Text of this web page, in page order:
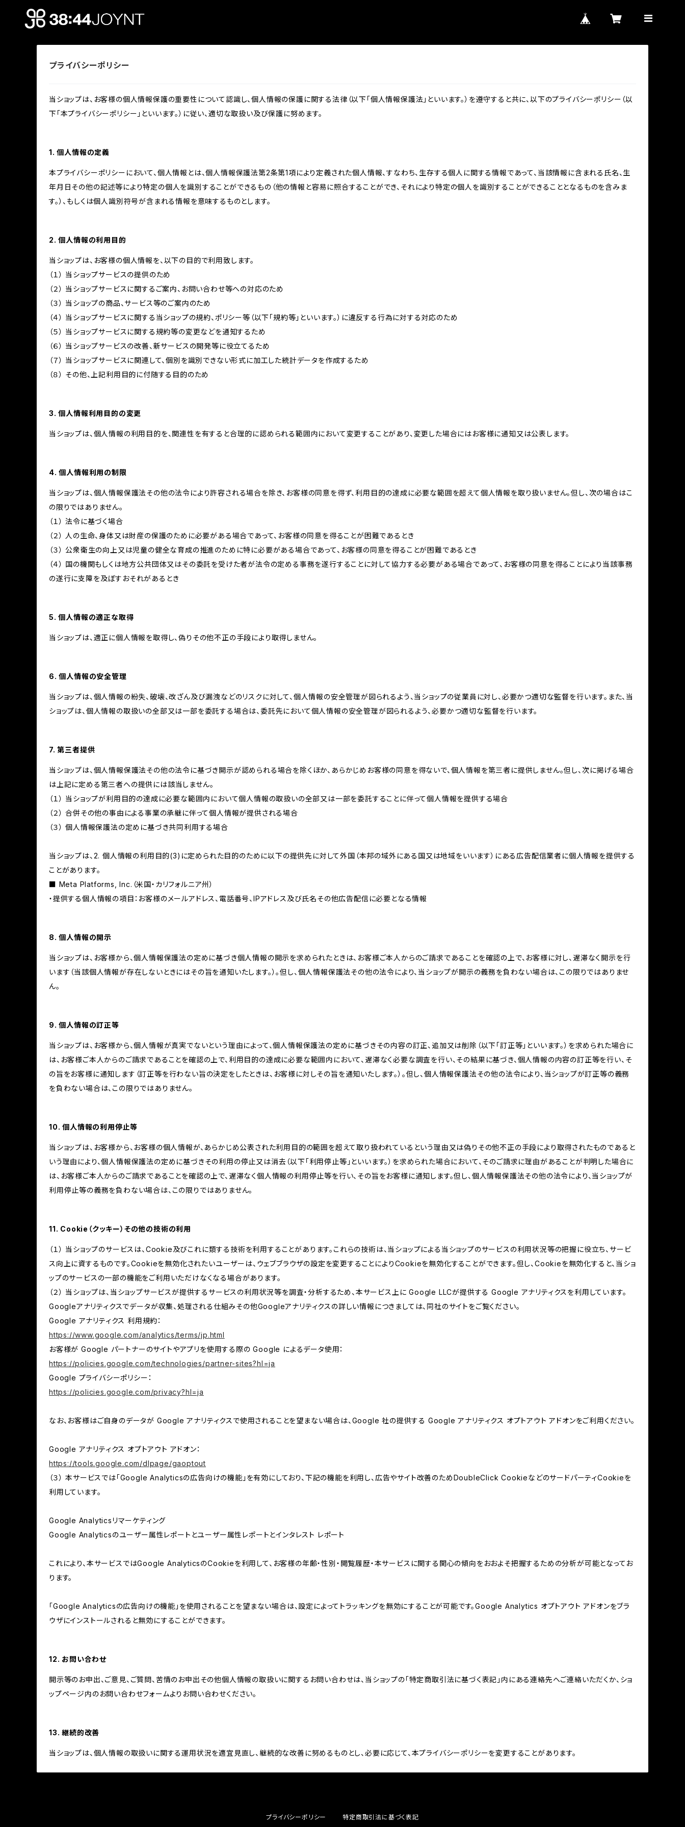
プライバシーポリシー
当ショップは、お客様の個人情報保護の重要性について認識し、個人情報の保護に関する法律（以下「個人情報保護法」といいます。）を遵守すると共に、以下のプライバシーポリシー（以
下「本プライバシーポリシー」といいます。）に従い、適切な取扱い及び保護に努めます。
1. 個人情報の定義
本プライバシーポリシーにおいて、個人情報とは、個人情報保護法第2条第1項により定義された個人情報、すなわち、生存する個人に関する情報であって、当該情報に含まれる氏名、生
年月日その他の記述等により特定の個人を識別することができるもの（他の情報と容易に照合することができ、それにより特定の個人を識別することができることとなるものを含みま
す。）、もしくは個人識別符号が含まれる情報を意味するものとします。
2. 個人情報の利用目的
当ショップは、お客様の個人情報を、以下の目的で利用致します。
（１） 当ショップサービスの提供のため
（２） 当ショップサービスに関するご案内、お問い合わせ等への対応のため
（３） 当ショップの商品、サービス等のご案内のため
（４） 当ショップサービスに関する当ショップの規約、ポリシー等（以下「規約等」といいます。）に違反する行為に対する対応のため
（５） 当ショップサービスに関する規約等の変更などを通知するため
（６） 当ショップサービスの改善、新サービスの開発等に役立てるため
（７） 当ショップサービスに関連して、個別を識別できない形式に加工した統計データを作成するため
（８） その他、上記利用目的に付随する目的のため
3. 個人情報利用目的の変更
当ショップは、個人情報の利用目的を、関連性を有すると合理的に認められる範囲内において変更することがあり、変更した場合にはお客様に通知又は公表します。
4. 個人情報利用の制限
当ショップは、個人情報保護法その他の法令により許容される場合を除き、お客様の同意を得ず、利用目的の達成に必要な範囲を超えて個人情報を取り扱いません。但し、次の場合はこ
の限りではありません。
（１） 法令に基づく場合
（２） 人の生命、身体又は財産の保護のために必要がある場合であって、お客様の同意を得ることが困難であるとき
（３） 公衆衛生の向上又は児童の健全な育成の推進のために特に必要がある場合であって、お客様の同意を得ることが困難であるとき
（４） 国の機関もしくは地方公共団体又はその委託を受けた者が法令の定める事務を遂行することに対して協力する必要がある場合であって、お客様の同意を得ることにより当該事務
の遂行に支障を及ぼすおそれがあるとき
5. 個人情報の適正な取得
当ショップは、適正に個人情報を取得し、偽りその他不正の手段により取得しません。
6. 個人情報の安全管理
当ショップは、個人情報の紛失、破壊、改ざん及び漏洩などのリスクに対して、個人情報の安全管理が図られるよう、当ショップの従業員に対し、必要かつ適切な監督を行います。また、当
ショップは、個人情報の取扱いの全部又は一部を委託する場合は、委託先において個人情報の安全管理が図られるよう、必要かつ適切な監督を行います。
7. 第三者提供
当ショップは、個人情報保護法その他の法令に基づき開示が認められる場合を除くほか、あらかじめお客様の同意を得ないで、個人情報を第三者に提供しません。但し、次に掲げる場合
は上記に定める第三者への提供には該当しません。
（１） 当ショップが利用目的の達成に必要な範囲内において個人情報の取扱いの全部又は一部を委託することに伴って個人情報を提供する場合
（２） 合併その他の事由による事業の承継に伴って個人情報が提供される場合
（３） 個人情報保護法の定めに基づき共同利用する場合
当ショップは、2. 個人情報の利用目的(3)に定められた目的のために以下の提供先に対して外国（本邦の域外にある国又は地域をいいます）にある広告配信業者に個人情報を提供する
ことがあります。
■ Meta Platforms, Inc.（米国・カリフォルニア州）
・提供する個人情報の項目：お客様のメールアドレス、電話番号、IPアドレス及び氏名その他広告配信に必要となる情報
8. 個人情報の開示
当ショップは、お客様から、個人情報保護法の定めに基づき個人情報の開示を求められたときは、お客様ご本人からのご請求であることを確認の上で、お客様に対し、遅滞なく開示を行
います（当該個人情報が存在しないときにはその旨を通知いたします。）。但し、個人情報保護法その他の法令により、当ショップが開示の義務を負わない場合は、この限りではありませ
ん。
9. 個人情報の訂正等
当ショップは、お客様から、個人情報が真実でないという理由によって、個人情報保護法の定めに基づきその内容の訂正、追加又は削除（以下「訂正等」といいます。）を求められた場合に
は、お客様ご本人からのご請求であることを確認の上で、利用目的の達成に必要な範囲内において、遅滞なく必要な調査を行い、その結果に基づき、個人情報の内容の訂正等を行い、そ
の旨をお客様に通知します（訂正等を行わない旨の決定をしたときは、お客様に対しその旨を通知いたします。）。但し、個人情報保護法その他の法令により、当ショップが訂正等の義務
を負わない場合は、この限りではありません。
10. 個人情報の利用停止等
当ショップは、お客様から、お客様の個人情報が、あらかじめ公表された利用目的の範囲を超えて取り扱われているという理由又は偽りその他不正の手段により取得されたものであると
いう理由により、個人情報保護法の定めに基づきその利用の停止又は消去（以下「利用停止等」といいます。）を求められた場合において、そのご請求に理由があることが判明した場合に
は、お客様ご本人からのご請求であることを確認の上で、遅滞なく個人情報の利用停止等を行い、その旨をお客様に通知します。但し、個人情報保護法その他の法令により、当ショップが
利用停止等の義務を負わない場合は、この限りではありません。
11. Cookie（クッキー）その他の技術の利用
（１） 当ショップのサービスは、Cookie及びこれに類する技術を利用することがあります。これらの技術は、当ショップによる当ショップのサービスの利用状況等の把握に役立ち、サービ
ス向上に資するものです。Cookieを無効化されたいユーザーは、ウェブブラウザの設定を変更することによりCookieを無効化することができます。但し、Cookieを無効化すると、当ショ
ップのサービスの一部の機能をご利用いただけなくなる場合があります。
（２） 当ショップは、当ショップサービスが提供するサービスの利用状況等を調査・分析するため、本サービス上に Google LLCが提供する Google アナリティクスを利用しています。
Googleアナリティクスでデータが収集、処理される仕組みその他Googleアナリティクスの詳しい情報につきましては、同社のサイトをご覧ください。
Google アナリティクス 利用規約：
https://www.google.com/analytics/terms/jp.html
お客様が Google パートナーのサイトやアプリを使用する際の Google によるデータ使用：
https://policies.google.com/technologies/partner-sites?hl=ja
Google プライバシーポリシー：
https://policies.google.com/privacy?hl=ja
なお、お客様はご自身のデータが Google アナリティクスで使用されることを望まない場合は、Google 社の提供する Google アナリティクス オプトアウト アドオンをご利用ください。
Google アナリティクス オプトアウト アドオン：
https://tools.google.com/dlpage/gaoptout
（３） 本サービスでは「Google Analyticsの広告向けの機能」を有効にしており、下記の機能を利用し、広告やサイト改善のためDoubleClick CookieなどのサードパーティCookieを
利用しています。
Google Analyticsリマーケティング
Google Analyticsのユーザー属性レポートとユーザー属性レポートとインタレスト レポート
これにより、本サービスではGoogle AnalyticsのCookieを利用して、お客様の年齢・性別・閲覧履歴・本サービスに関する関心の傾向をおおよそ把握するための分析が可能となってお
ります。
「Google Analyticsの広告向けの機能」を使用されることを望まない場合は、設定によってトラッキングを無効にすることが可能です。Google Analytics オプトアウト アドオンをブラ
ウザにインストールされると無効にすることができます。
12. お問い合わせ
開示等のお申出、ご意見、ご質問、苦情のお申出その他個人情報の取扱いに関するお問い合わせは、当ショップの「特定商取引法に基づく表記」内にある連絡先へご連絡いただくか、ショ
ップページ内のお問い合わせフォームよりお問い合わせください。
13. 継続的改善
当ショップは、個人情報の取扱いに関する運用状況を適宜見直し、継続的な改善に努めるものとし、必要に応じて、本プライバシーポリシーを変更することがあります。
プライバシーポリシー 特定商取引法に基づく表記